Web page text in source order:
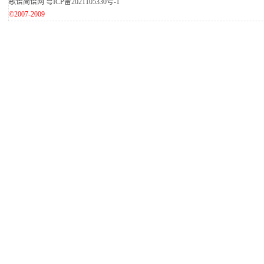
歌谱简谱网 粤ICP备2021105330号-1
©2007-2009